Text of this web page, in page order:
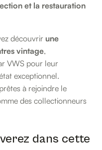
et la restauration
découvrir une
vintage,
VWS pour leur
exceptionnel.
à rejoindre le
des collectionneurs
dans cette